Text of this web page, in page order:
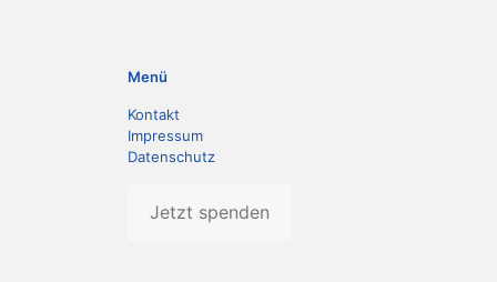
Menü
Kontakt
Impressum
Datenschutz
Jetzt spenden